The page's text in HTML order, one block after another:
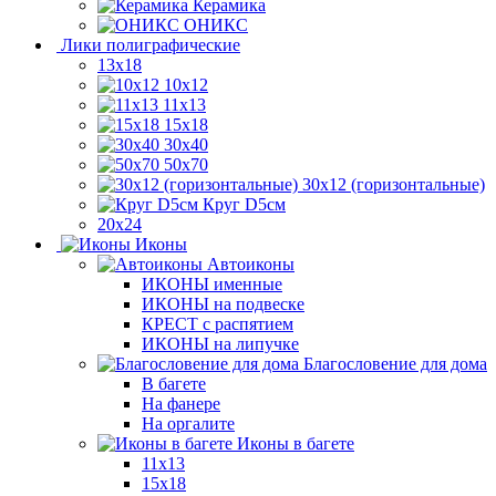
Керамика
ОНИКС
Лики полиграфические
13x18
10x12
11х13
15х18
30x40
50x70
30x12 (горизонтальные)
Круг D5см
20х24
Иконы
Автоиконы
ИКОНЫ именные
ИКОНЫ на подвеске
КРЕСТ с распятием
ИКОНЫ на липучке
Благословение для дома
В багете
На фанере
На оргалите
Иконы в багете
11x13
15x18